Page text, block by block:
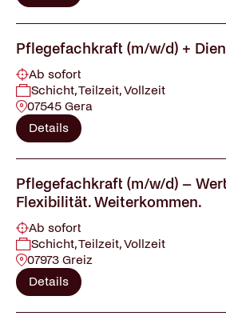
Pflegefachkraft (m/w/d) +
Ab sofort
Schicht, Teilzeit, Vollzeit
07545 Gera
Details
Pflegefachkraft (m/w/d) –
Flexibilität. Weiterkommen.
Ab sofort
Schicht, Teilzeit, Vollzeit
07973 Greiz
Details